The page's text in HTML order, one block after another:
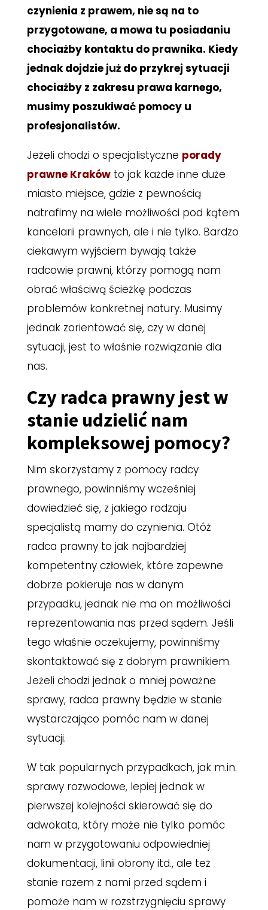
czynienia z prawem, nie są na to
przygotowane, a mowa tu posiadaniu
chociażby kontaktu do prawnika. Kiedy
jednak dojdzie już do przykrej sytuacji
chociażby z zakresu prawa karnego,
musimy poszukiwać pomocy u
profesjonalistów.
Jeżeli chodzi o specjalistyczne porady
prawne Krakówto jak każde inne duże
miasto miejsce, gdzie z pewnością
natrafimy na wiele możliwości pod kątem
kancelarii prawnych, ale i nie tylko. Bardzo
ciekawym wyjściem bywają także
radcowie prawni, którzy pomogą nam
obrać właściwą ścieżkę podczas
problemów konkretnej natury. Musimy
jednak zorientować się, czy w danej
sytuacji, jest to właśnie rozwiązanie dla
nas.
Czy radca prawny jest w
stanie udzielić nam
kompleksowej pomocy?
Nim skorzystamy z pomocy radcy
prawnego, powinniśmy wcześniej
dowiedzieć się, z jakiego rodzaju
specjalistą mamy do czynienia. Otóż
radca prawny to jak najbardziej
kompetentny człowiek, które zapewne
dobrze pokieruje nas w danym
przypadku, jednak nie ma on możliwości
reprezentowania nas przed sądem. Jeśli
tego właśnie oczekujemy, powinniśmy
skontaktować się z dobrym prawnikiem.
Jeżeli chodzi jednak o mniej poważne
sprawy, radca prawny będzie w stanie
wystarczająco pomóc nam w danej
sytuacji.
W tak popularnych przypadkach, jak m.in.
sprawy rozwodowe, lepiej jednak w
pierwszej kolejności skierować się do
adwokata, który może nie tylko pomóc
nam w przygotowaniu odpowiedniej
dokumentacji, linii obrony itd., ale też
stanie razem z nami przed sądem i
pomoże nam w rozstrzygnięciu sprawy